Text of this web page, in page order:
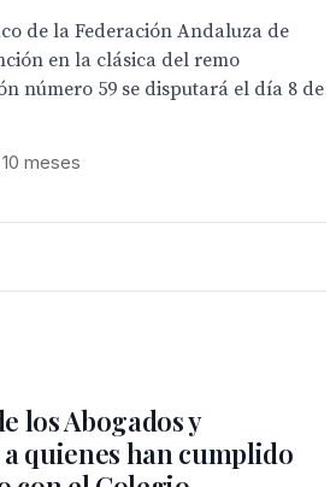
de la Federación Andaluza de
en la clásica del remo
número 59 se disputará el día 8 de
meses
los Abogados y
quienes han cumplido